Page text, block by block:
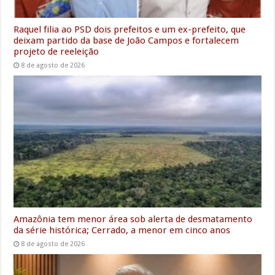
Raquel filia ao PSD dois prefeitos e um ex-prefeito, que
deixam partido da base de João Campos e fortalecem
projeto de reeleição
8 de agosto de 2026
Amazônia tem menor área sob alerta de desmatamento
da série histórica; Cerrado, a menor em cinco anos
8 de agosto de 2026